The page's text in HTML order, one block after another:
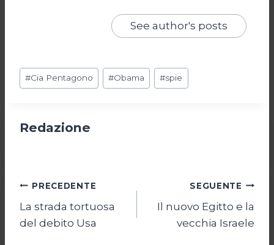
See author's posts
Tag
articolo:
#Cia Pentagono #Obama #spie
Redazione
Navigazione
articoli
PRECEDENTE
La strada tortuosa
del debito Usa
SEGUENTE
Il nuovo Egitto e la
vecchia Israele